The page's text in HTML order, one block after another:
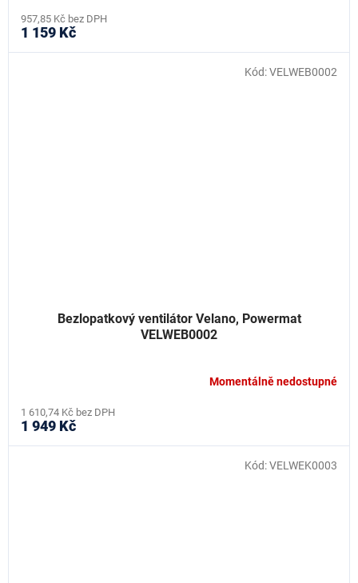
957,85 Kč bez DPH
1 159 Kč
Bezlopatkový ventilátor Velano, Powermat
VELWEB0002
Momentálně nedostupné
1 610,74 Kč bez DPH
1 949 Kč
Kód:VELWEB0002
Kód:VELWEK0003